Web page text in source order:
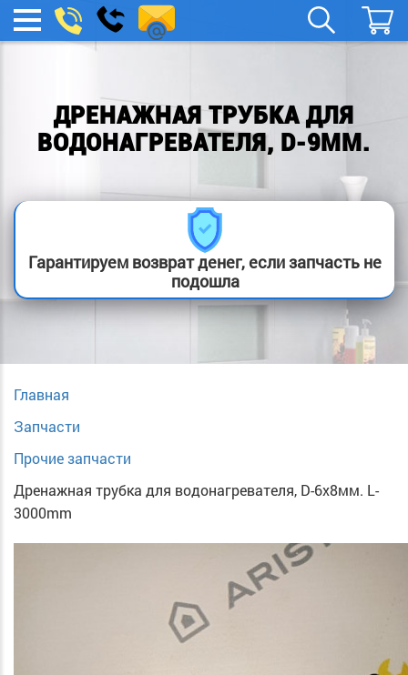
МЕНЮ
boylera@yandex.ru
Заказать
звонок
ДРЕНАЖНАЯ ТРУБКА ДЛЯ
ВОДОНАГРЕВАТЕЛЯ, D-9ММ.
Гарантируем возврат денег, если запчасть не
подошла
Главная
Запчасти
Прочие запчасти
Дренажная трубка для водонагревателя, D-6х8мм. L-
3000mm